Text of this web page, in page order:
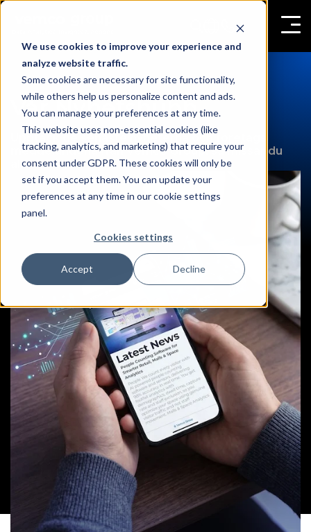
We use cookies to improve your experience and
analyze website traffic.
Some cookies are necessary for site functionality,
while others help us personalize content and ads.
You can manage your preferences at any time.
This website uses non-essential cookies (like
tracking, analytics, and marketing) that require your
consent under GDPR. These cookies will only be
set if you accept them. You can update your
preferences at any time in our cookie settings
panel.
Cookies settings
Accept Decline
Vår Nyhetshubb
Upptäck de senaste nyheterna och företags
meddelandena från Vemco Group, så missar du
aldrig något.